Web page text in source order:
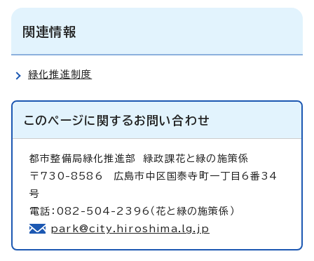
関連情報
緑化推進制度
このページに関するお問い合わせ
都市整備局緑化推進部緑政課花と緑の施策係
〒730-8586 広島市中区国泰寺町一丁目6番34
号
電話：082-504-2396（花と緑の施策係）
park@city.hiroshima.lg.jp